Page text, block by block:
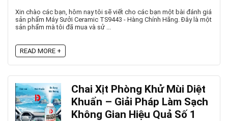
Xin chào các bạn, hôm nay tôi sẽ viết cho các bạn một bài đánh giá
sản phẩm Máy Sưởi Ceramic TS9443 - Hàng Chính Hãng. Đây là một
sản phẩm mà tôi đã mua và sử ...
READ MORE +
Chai Xịt Phòng Khử Mùi Diệt
Khuẩn – Giải Pháp Làm Sạch
Không Gian Hiệu Quả Số 1